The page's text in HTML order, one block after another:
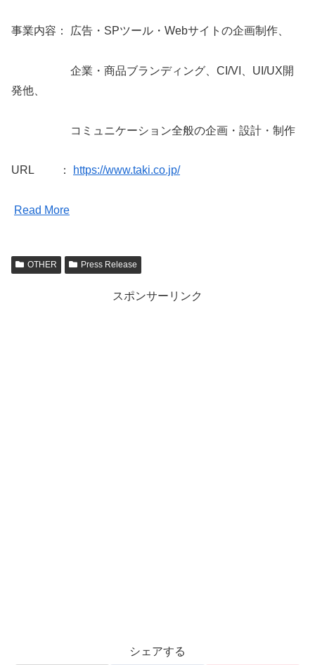
事業内容： 広告・SPツール・Webサイトの企画制作、
企業・商品ブランディング、CI/VI、UI/UX開
発他、
コミュニケーション全般の企画・設計・制作
URL ： https://www.taki.co.jp/
Read More
OTHER Press Release
スポンサーリンク
シェアする